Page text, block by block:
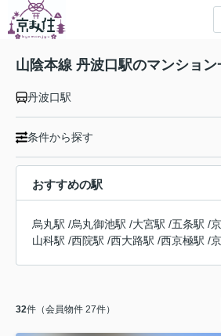
山陰本線 丹波口駅のマンション
丹波口駅
条件から探す
おすすめの駅
烏丸駅 /烏丸御池駅 /大宮駅 /五条駅 /
山科駅 /西院駅 /西大路駅 /西京極駅 /
32件（会員物件 27件）